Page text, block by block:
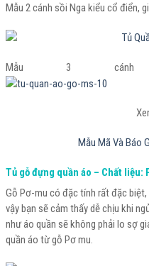
Mẫu 2 cánh sồi Nga kiểu cổ điển,
Mẫu 3
Mẫu Mã Và Báo
Tủ gỗ đựng quần áo – Chất liệu:
Gỗ Pơ-mu có đặc tính rất đặc
vậy bạn sẽ cảm thấy dễ chịu khi
như áo quần sẽ không phải lo sợ
quần áo từ gỗ Pơ mu.